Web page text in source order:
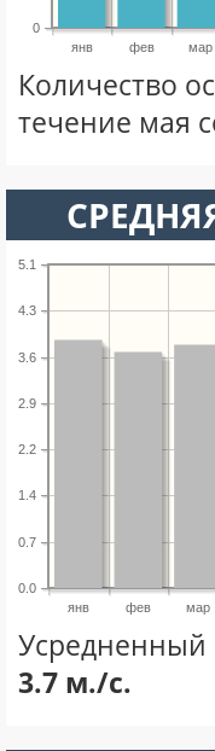
янв фев мар
0
Количество
течение мая
янв фев мар
0.0
0.7
1.4
2.2
2.9
3.6
4.3
5.1
Усредненный
3.7 м./с.